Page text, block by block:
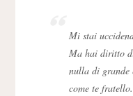
Mi stai
Ma hai diritto
nulla di grande
come te